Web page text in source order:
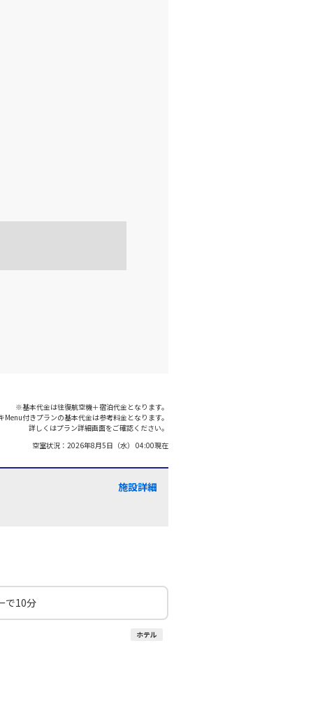
※基本代金は往復航空機＋宿泊代金となります。
付きプランの基本代金は参考料金となります。
詳しくはプラン詳細画面をご確認ください。
空室状況： 2026年8月5日（水） 04:00現在
施設詳細
で10分
ホテル